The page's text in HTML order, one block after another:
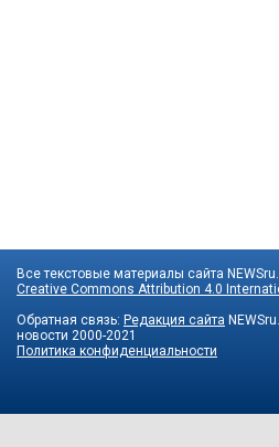
Все текстовые материалы сайта
Creative Commons Attribution 4.0
Обратная связь: Редакция сайта
новости 2000-2021
Политика конфиденциальности